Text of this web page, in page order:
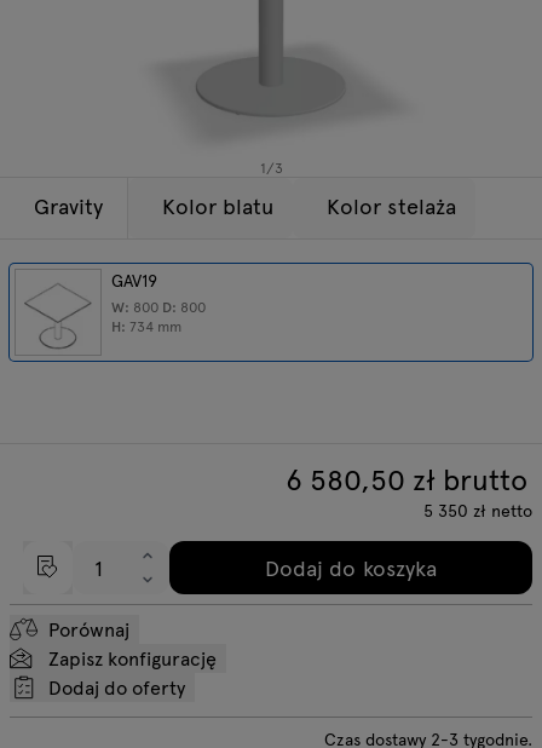
1/3
Gravity
GAV19
W: 800 D: 800
H: 734 mm
Kolor blatu Kolor stelaża
6 580,50 zł brutto
5 350 zł netto
Dodaj do koszyka
Porównaj
Zapisz konfigurację
Dodaj do oferty
Czas dostawy 2-3 tygodnie.